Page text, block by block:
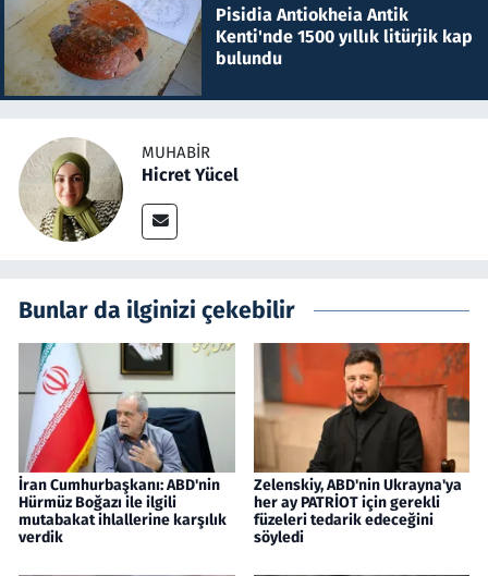
Pisidia Antiokheia Antik
Kenti'nde 1500 yıllık litürjik kap
bulundu
MUHABIR
Hicret Yücel
Bunlar da ilginizi çekebilir
İran Cumhurbaşkanı: ABD'nin
Hürmüz Boğazı ile ilgili
mutabakat ihlallerine karşılık
verdik
Zelenskiy, ABD'nin Ukrayna'ya
her ay PATRİOT için gerekli
füzeleri tedarik edeceğini
söyledi